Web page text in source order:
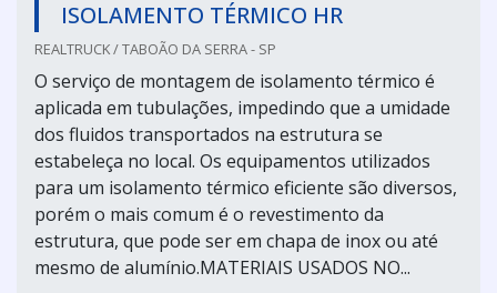
ISOLAMENTO TÉRMICO HR
REALTRUCK / TABOÃO DA SERRA - SP
O serviço de montagem de isolamento térmico é
aplicada em tubulações, impedindo que a umidade
dos fluidos transportados na estrutura se
estabeleça no local. Os equipamentos utilizados
para um isolamento térmico eficiente são diversos,
porém o mais comum é o revestimento da
estrutura, que pode ser em chapa de inox ou até
mesmo de alumínio.MATERIAIS USADOS NO...